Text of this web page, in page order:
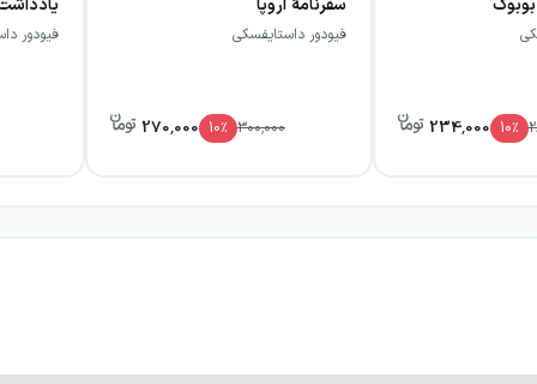
مونولوگ شناخته می‌شود.
مرد محبوبش را توجیه می‌کند، طوری که خود مرد
10٪ 234,000
سفرنامهٔ اروپا
فیودور داستایفسکی
300,000
10٪ 270,000
فیودور